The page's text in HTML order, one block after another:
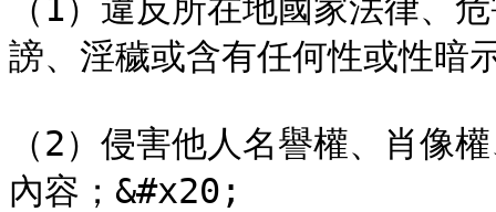
（1）違反所在地國家法律、
謗、淫穢或含有任何性或性暗
（2）侵害他人名譽權、肖像
內容；&#x20;